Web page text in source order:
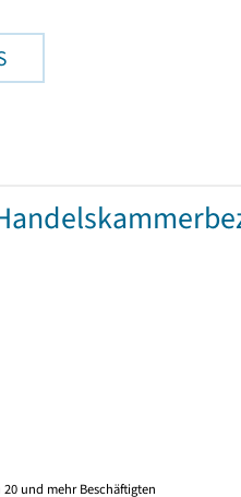
und mehr Beschäftigten